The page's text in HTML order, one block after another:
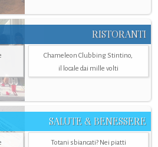
RISTORANTI
Chameleon Clubbing Stintino,
il locale dai mille volti
SALUTE & BENESSERE
Totani sbiancati? Nei piatti